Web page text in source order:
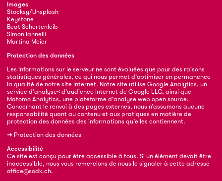
Images
Stocksy/Unsplash
Keystone
Beat Schertenleib
Simon Iannelli
Martina Meier
Protection des données
Les informations sur le serveur ne sont évaluées que pour des raisons
statistiques générales, ce qui nous permet d’optimiser en permanence
la qualité de notre site internet. Notre site utilise Google Analytics, un
service d’analyse< d’audience internet de Google LLC, ainsi que
Matomo Analytics, une plateforme d'analyse web open source.
Concernant le renvoi à des pages externes, nous n’assumons aucune
responsabilité quant au contenu et aux pratiques en matière de
protection des données des informations qu’elles contiennent.
➜ Protection des données
Accessibilité
Ce site est conçu pour être accessible à tous. Si un élément devait être
inaccessible, nous vous remercions de nous le signaler à cette adresse
office@sodk.ch.